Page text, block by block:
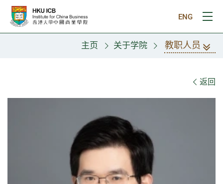
跳往主要内容
ENG
打
主页 关于学院 教职人员
返回